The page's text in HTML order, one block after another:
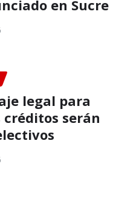
en Sucre
legal para
créditos serán